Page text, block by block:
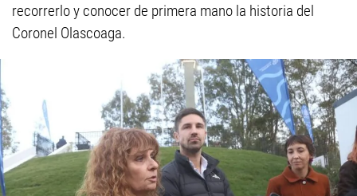
recorrerlo y conocer de primera mano la historia del
Coronel Olascoaga.